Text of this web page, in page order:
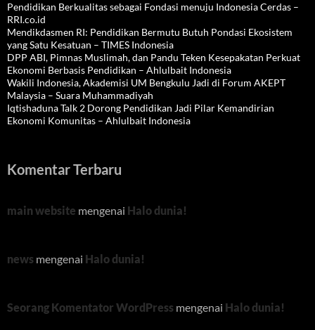
Pendidikan Berkualitas sebagai Fondasi menuju Indonesia Cerdas –
RRI.co.id
Mendikdasmen RI: Pendidikan Bermutu Butuh Pondasi Ekosistem
yang Satu Kesatuan – TIMES Indonesia
DPP ABI, Pimnas Muslimah, dan Pandu Teken Kesepakatan Perkuat
Ekonomi Berbasis Pendidikan – Ahlulbait Indonesia
Wakili Indonesia, Akademisi UM Bengkulu Jadi di Forum AKEPT
Malaysia – Suara Muhammadiyah
Iqtishaduna Talk 2 Dorong Pendidikan Jadi Pilar Kemandirian
Ekonomi Komunitas – Ahlulbait Indonesia
Komentar Terbaru
main website mengenai Halo dunia!
news mengenai Halo dunia!
Seorang Komentator WordPress mengenai Halo dunia!